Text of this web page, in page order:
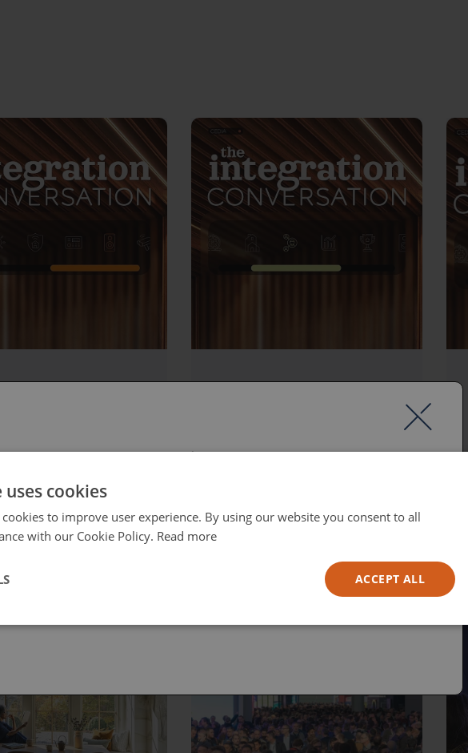
la
frontera del
el hogar
your region/language
cookies
to improve user experience. By using our website you consent to all
with our Cookie Policy. Read more
ACCEPT ALL